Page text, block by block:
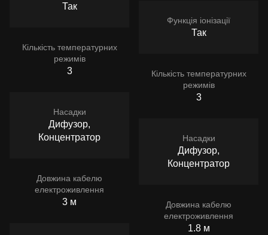
Так
Кількість температурних
режимів
3
Насадки
Дифузор,
Концентратор
Довжина кабелю
електроживлення
3 м
Функція іонізації
Так
Кількість температурних
режимів
3
Насадки
Дифузор,
Концентратор
Довжина кабелю
електроживлення
1.8 м